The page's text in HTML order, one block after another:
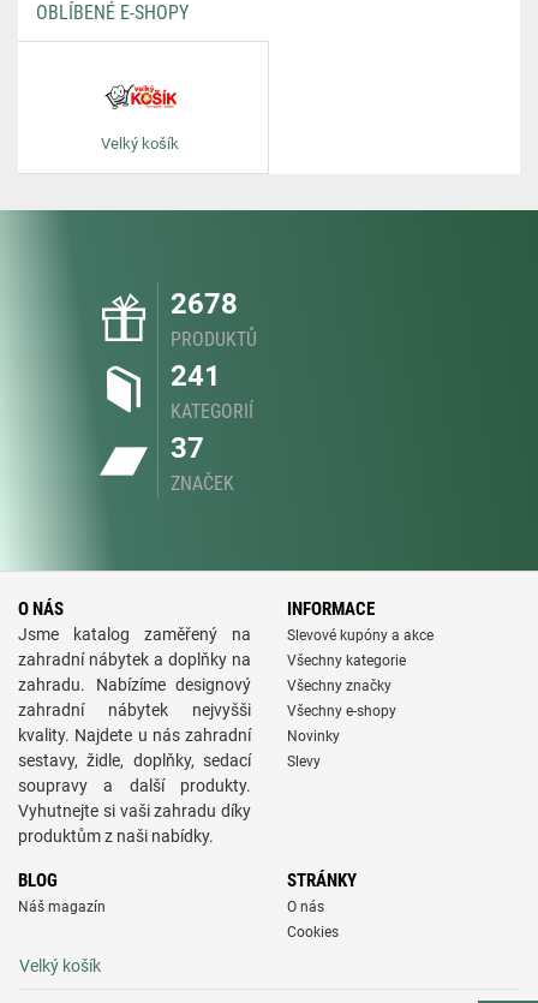
OBLÍBENÉ E-SHOPY
Velký košík
2678
PRODUKTŮ
241
KATEGORIÍ
37
ZNAČEK
O NÁS
Jsme katalog zaměřený na
zahradní nábytek a doplňky na
zahradu. Nabízíme designový
zahradní nábytek nejvyšši
kvality. Najdete u nás zahradní
sestavy, židle, doplňky, sedací
soupravy a další produkty.
Vyhutnejte si vaši zahradu díky
produktům z naši nabídky.
INFORMACE
Slevové kupóny a akce
Všechny kategorie
Všechny značky
Všechny e-shopy
Novinky
Slevy
BLOG
Náš magazín
STRÁNKY
O nás
Cookies
Velký košík